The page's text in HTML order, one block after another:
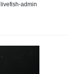
livefish-admin